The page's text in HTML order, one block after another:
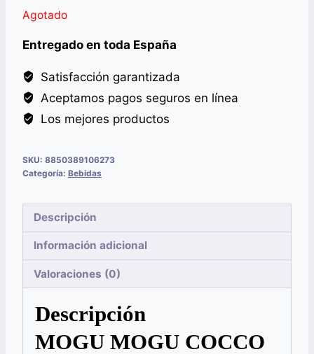
Agotado
Entregado en toda España
Satisfacción garantizada
Aceptamos pagos seguros en línea
Los mejores productos
SKU: 8850389106273
Categoría: Bebidas
Descripción
Información adicional
Valoraciones (0)
Descripción
MOGU MOGU COCCO